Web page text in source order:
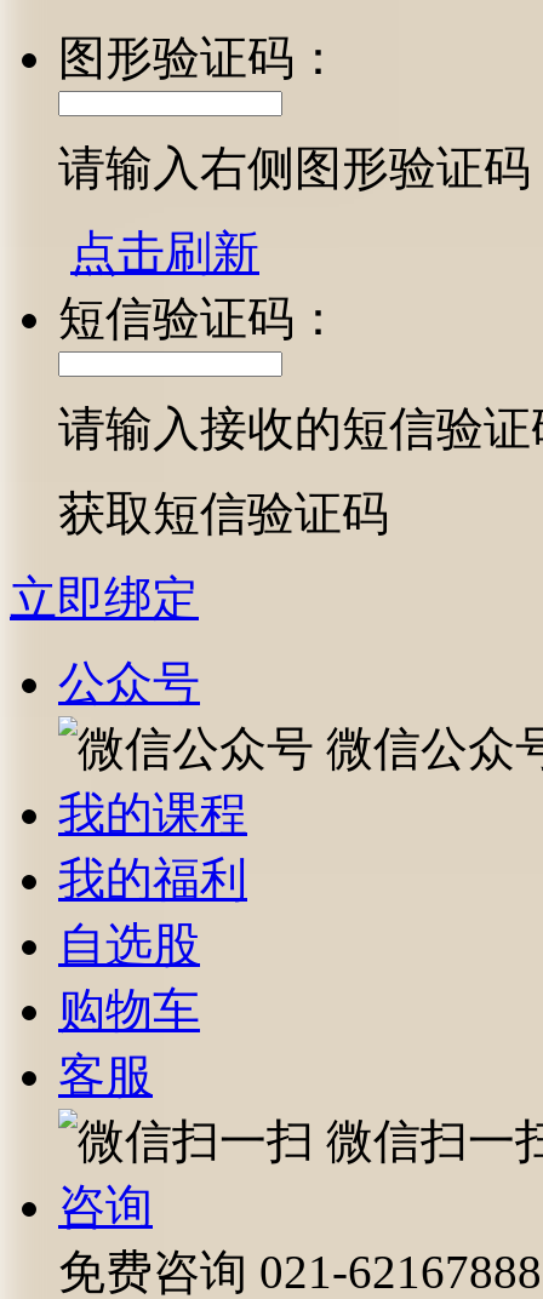
图形验证码：
请输入右侧图形验证码
点击刷新
短信验证码：
请输入接收的短信验证
获取短信验证码
立即绑定
公众号
微信公众
我的课程
我的福利
自选股
购物车
客服
微信扫一
咨询
免费咨询 021-62167888